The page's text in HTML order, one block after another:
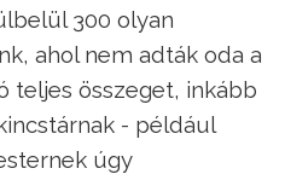
300 olyan
ahol nem adták oda a
teljes összeget, inkább
- például
úgy